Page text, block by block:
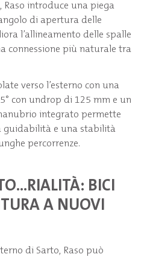
introduce una piega
di apertura delle
l’allineamento delle spalle
connessione più naturale tra
verso l’esterno con una
con undrop di 125 mm e un
integrato permette
guidabilità e una stabilità
percorrenze.
BICI
A NUOVI
di Sarto, Raso può